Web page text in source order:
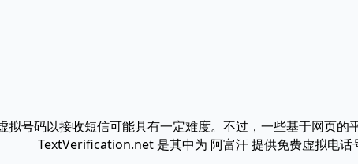
拟号码以接收短信可能具有一定难度。不过，一些基于网页的
TextVerification.net 是其中为 阿富汗 提供免费虚拟电话